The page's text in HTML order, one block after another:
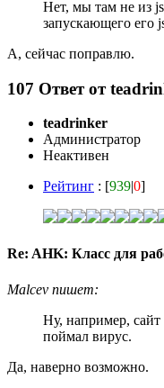
Нет, мы там не из
запускающего его
А, сейчас поправлю.
107 Ответ от
teadrinker
Администратор
Неактивен
Рейтинг : [939|0]
Re: AHK: Класс для
Malcev пишет:
Ну, например, сайт
поймал вирус.
Да, наверно возможно.